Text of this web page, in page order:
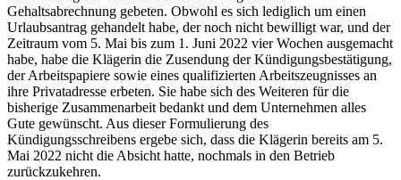
Gehaltsabrechnung gebeten. Obwohl es sich lediglich um einen
Urlaubsantrag gehandelt habe, der noch nicht bewilligt war, und der
Zeitraum vom 5. Mai bis zum 1. Juni 2022 vier Wochen ausgemacht
habe, habe die Klägerin die Zusendung der Kündigungsbestätigung,
der Arbeitspapiere sowie eines qualifizierten Arbeitszeugnisses an
ihre Privatadresse erbeten. Sie habe sich des Weiteren für die
bisherige Zusammenarbeit bedankt und dem Unternehmen alles
Gute gewünscht. Aus dieser Formulierung des
Kündigungsschreibens ergebe sich, dass die Klägerin bereits am 5.
Mai 2022 nicht die Absicht hatte, nochmals in den Betrieb
zurückzukehren.